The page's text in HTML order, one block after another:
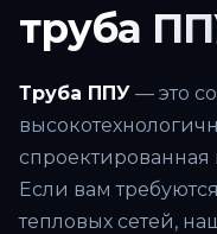
труба
Труба ППУ — это
Если вам
тепловых сетей,